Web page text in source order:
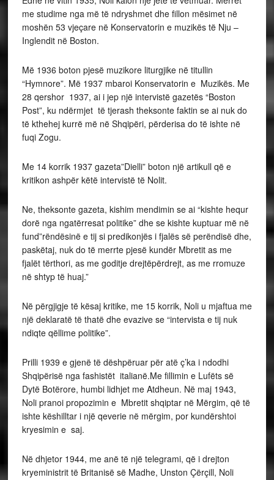
me studime nga më të ndryshmet dhe fillon mësimet në
moshën 53 vjeçare në Konservatorin e muzikës të Nju –
Inglendit në Boston.
Më 1936 boton pjesë muzikore liturgjike në titullin
“Hymnore”. Më 1937 mbaroi Konservatorin e Muzikës. Me
28 qershor 1937, ai i jep një intervistë gazetës “Boston
Post”, ku ndërmjet të tjerash theksonte faktin se ai nuk do
të kthehej kurrë më në Shqipëri, përderisa do të ishte në
fuqi Zogu.
Me 14 korrik 1937 gazeta”Dielli” boton një artikull që e
kritikon ashpër këtë intervistë të Nolit.
Ne, theksonte gazeta, kishim mendimin se ai “kishte hequr
dorë nga ngatërresat politike” dhe se kishte kuptuar më në
fund”rëndësinë e tij si predikonjës i fjalës së perëndisë dhe,
paskëtaj, nuk do të merrte pjesë kundër Mbretit as me
fjalët tërthori, as me goditje drejtëpërdrejt, as me rromuze
në shtyp të huaj.”
Në përgjigje të kësaj kritike, me 15 korrik, Noli u mjaftua me
një deklaratë të thatë dhe evazive se “intervista e tij nuk
ndiqte qëllime politike”.
Prilli 1939 e gjenë të dëshpëruar për atë ç’ka i ndodhi
Shqipërisë nga fashistët italianë.Me fillimin e Lufëts së
Dytë Botërore, humbi lidhjet me Atdheun. Në maj 1943,
Noli pranoi propozimin e Mbretit shqiptar në Mërgim, që të
ishte këshilltar i një qeverie në mërgim, por kundërshtoi
kryesimin e saj.
Në dhjetor 1944, me anë të një telegrami, që i drejton
kryeministrit të Britanisë së Madhe, Unston Çërçill, Noli